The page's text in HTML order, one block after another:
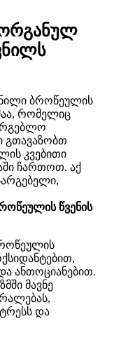
ორგანულ
ბროწეულის
რომელიც
გთავაზობთ
კვებითი
ჩართოთ. აქ
წვენის
ანთოციანებით.
მავნე
და